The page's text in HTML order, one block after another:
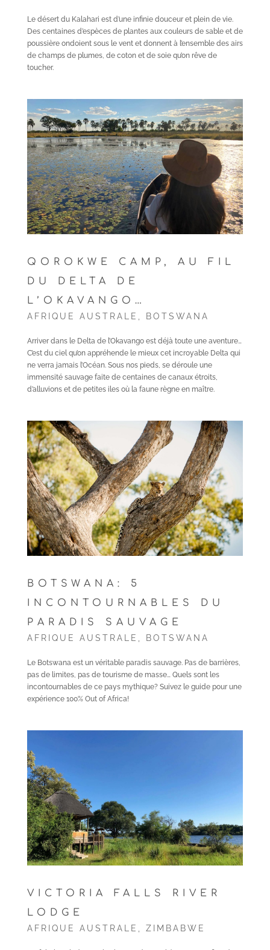
Le désert du Kalahari est d’une infinie douceur et plein de vie.
Des centaines d’espèces de plantes aux couleurs de sable et de
poussière ondoient sous le vent et donnent à l’ensemble des airs
de champs de plumes, de coton et de soie qu’on rêve de
toucher.
QOROKWE CAMP, AU FIL
DU DELTA DE
L’OKAVANGO…
AFRIQUE AUSTRALE BOTSWANA
Arriver dans le Delta de l’Okavango est déjà toute une aventure…
C’est du ciel qu’on appréhende le mieux cet incroyable Delta qui
ne verra jamais l’Océan. Sous nos pieds, se déroule une
immensité sauvage faite de centaines de canaux étroits,
d’alluvions et de petites iles où la faune règne en maître.
BOTSWANA: 5
INCONTOURNABLES DU
PARADIS SAUVAGE
AFRIQUE AUSTRALE BOTSWANA
Le Botswana est un véritable paradis sauvage. Pas de barrières,
pas de limites, pas de tourisme de masse… Quels sont les
incontournables de ce pays mythique? Suivez le guide pour une
expérience 100% Out of Africa!
VICTORIA FALLS RIVER
LODGE
AFRIQUE AUSTRALE ZIMBABWE